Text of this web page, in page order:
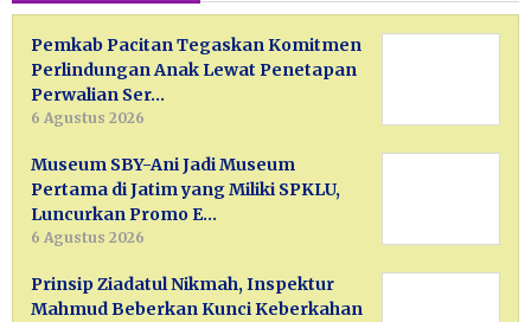
Pemkab Pacitan Tegaskan Komitmen
Perlindungan Anak Lewat Penetapan
Perwalian Ser…
6 Agustus 2026
Museum SBY-Ani Jadi Museum
Pertama di Jatim yang Miliki SPKLU,
Luncurkan Promo E…
6 Agustus 2026
Prinsip Ziadatul Nikmah, Inspektur
Mahmud Beberkan Kunci Keberkahan